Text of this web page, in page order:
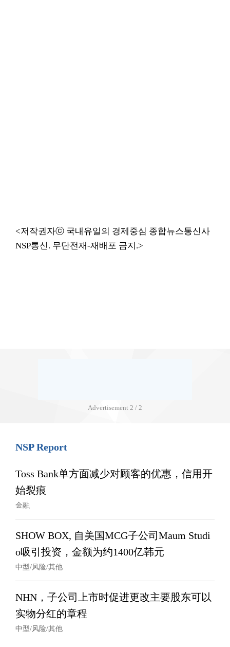
<저작권자ⓒ 국내유일의 경제중심 종합뉴스통신사
NSP통신. 무단전재-재배포 금지.>
Advertisement 1 / 2
NSP Report
Toss Bank单方面减少对顾客的优惠，信用开
始裂痕
金融
SHOW BOX, 自美国MCG子公司Maum Studi
o吸引投资，金额为约1400亿韩元
中型/风险/其他
NHN，子公司上市时促进更改主要股东可以
实物分红的章程
中型/风险/其他